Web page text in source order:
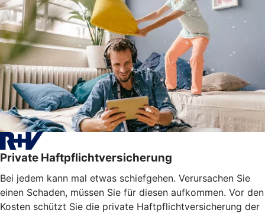
Private Haftpflichtversicherung
Bei jedem kann mal etwas schiefgehen. Verursachen Sie
einen Schaden, müssen Sie für diesen aufkommen. Vor den
Kosten schützt Sie die private Haftpflichtversicherung der